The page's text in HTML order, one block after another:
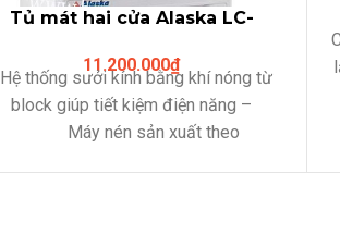
Tủ mát hai cửa Alaska LC-
11.200.000₫
Hệ thống sưởi kính bằng khí nóng từ
block giúp tiết kiệm điện năng –
Máy nén sản xuất theo